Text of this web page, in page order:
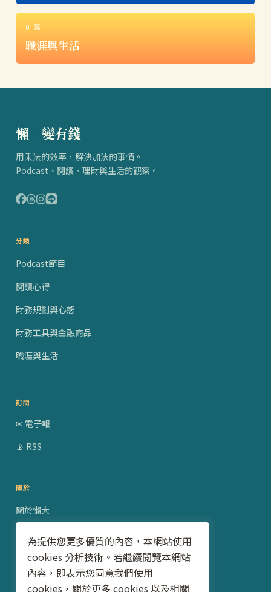
0 篇
職涯與生活
懶得 變有錢
用乘法的效率，解決加法的事情。
Podcast、閱讀、理財與生活的觀察。
分類
Podcast節目
閱讀心得
財務規劃與心態
財務工具與金融商品
職涯與生活
訂閱
✉ 電子報
📡 RSS
關於
關於懶大
隱私權政策
聯絡我
為提供您更多優質的內容，本網站使用
cookies 分析技術。若繼續閱覽本網站
內容，即表示您同意我們使用
cookies，關於更多 cookies 以及相關